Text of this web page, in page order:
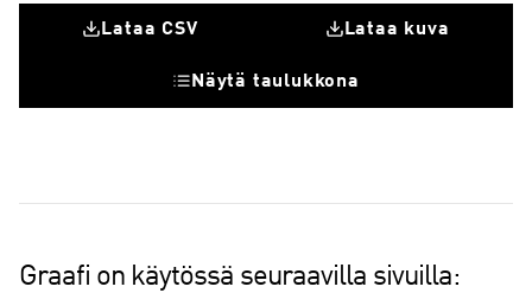
Lataa CSV Lataa kuva
Näytä taulukkona
Graafi on käytössä seuraavilla sivuilla: